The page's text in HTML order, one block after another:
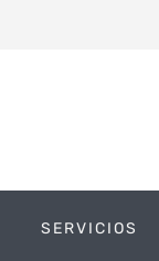
SERVICIOS